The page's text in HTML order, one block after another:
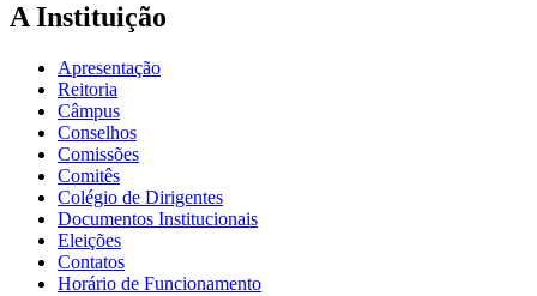
A Instituição
Apresentação
Reitoria
Câmpus
Conselhos
Comissões
Comitês
Colégio de Dirigentes
Documentos Institucionais
Eleições
Contatos
Horário de Funcionamento